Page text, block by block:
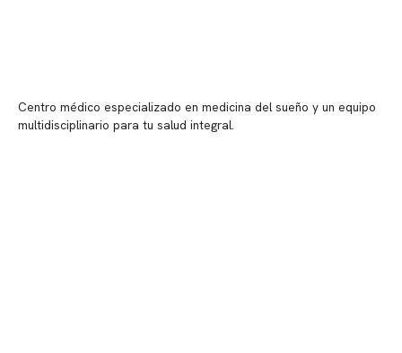
Centro médico especializado en medicina del sueño y un equipo
multidisciplinario para tu salud integral.